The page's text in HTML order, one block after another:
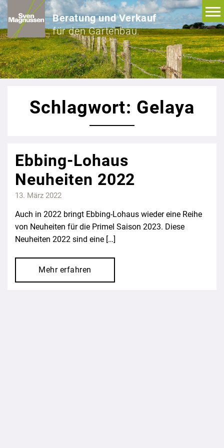
Beratung und Verkauf
für den Gartenbau.
Schlagwort: Gelaya
Ebbing-Lohaus
Neuheiten 2022
13. März 2022
Auch in 2022 bringt Ebbing-Lohaus wieder eine Reihe
von Neuheiten für die Primel Saison 2023. Diese
Neuheiten 2022 sind eine […]
Mehr erfahren